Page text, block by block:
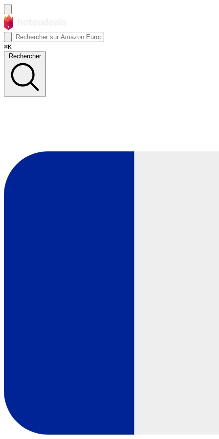
⌘K
Rechercher